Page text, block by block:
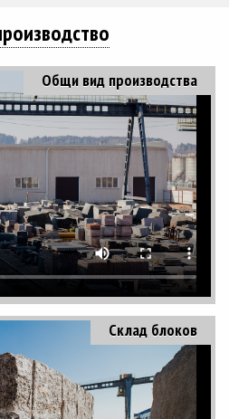
Общи вид производства
Склад блоков